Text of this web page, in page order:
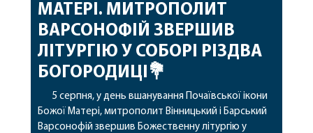
МАТЕРІ. МИТРОПОЛИТ
ВАРСОНОФІЙ ЗВЕРШИВ
ЛІТУРГІЮ У СОБОРІ РІЗДВА
БОГОРОДИЦІ💐
5 серпня, у день вшанування Почаївської ікони
Божої Матері, митрополит Вінницький і Барський
Варсонофій звершив Божественну літургію у